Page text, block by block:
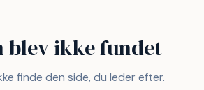
blev ikke fundet
finde den side, du leder efter.